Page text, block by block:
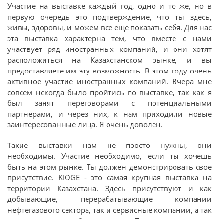
Участие на выставке каждый год, одно и то же, но в
первую очередь это подтверждение, что ты здесь,
живы, здоровы, и можем все еще показать себя. Для нас
эта выставка характерна тем, что вместе с нами
участвует ряд иностранных компаний, и они хотят
расположиться на Казахстанском рынке, и вы
предоставляете им эту возможность. В этом году очень
активное участие иностранных компаний. Вчера мне
совсем некогда было пройтись по выставке, так как я
был занят переговорами с потенциальными
партнерами, и через них, к нам приходили новые
заинтересованные лица. Я очень доволен.
Такие выставки нам не просто нужны, они
необходимы. Участие необходимо, если ты хочешь
быть на этом рынке. Ты должен демонстрировать свое
присутствие. KIOGE - это самая крупная выставка на
территории Казахстана. Здесь присутствуют и как
добывающие, перерабатывающие компании
нефтегазового сектора, так и сервисные компании, а так